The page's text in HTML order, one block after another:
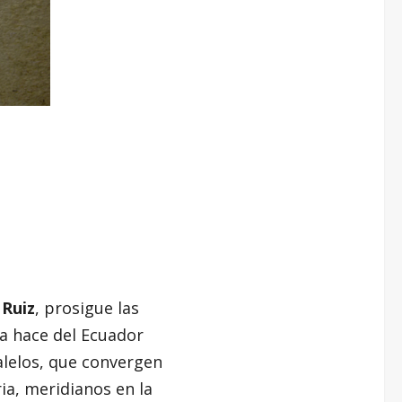
, prosigue las
hace del Ecuador
que convergen
meridianos en la